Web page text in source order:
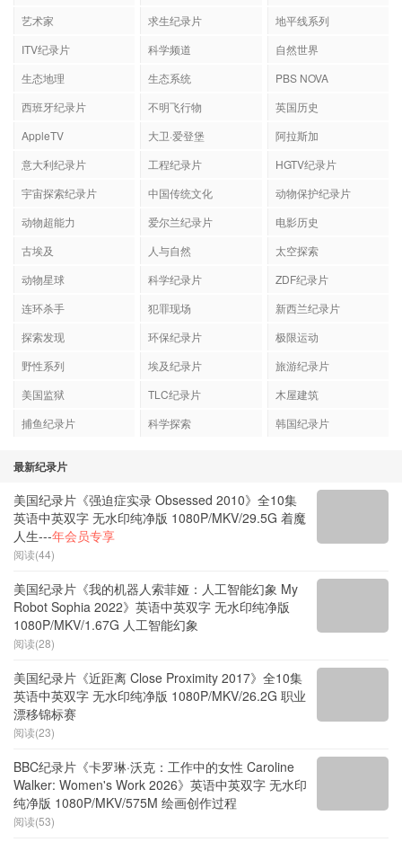
艺术家
求生纪录片
地平线系列
ITV纪录片
科学频道
自然世界
生态地理
生态系统
PBS NOVA
西班牙纪录片
不明飞行物
英国历史
AppleTV
大卫·爱登堡
阿拉斯加
意大利纪录片
工程纪录片
HGTV纪录片
宇宙探索纪录片
中国传统文化
动物保护纪录片
动物超能力
爱尔兰纪录片
电影历史
古埃及
人与自然
太空探索
动物星球
科学纪录片
ZDF纪录片
连环杀手
犯罪现场
新西兰纪录片
探索发现
环保纪录片
极限运动
野性系列
埃及纪录片
旅游纪录片
美国监狱
TLC纪录片
木屋建筑
捕鱼纪录片
科学探索 韩国纪录片
最新纪录片
美国纪录片《强迫症实录 Obsessed 2010》全10集
英语中英双字 无水印纯净版 1080P/MKV/29.5G 着魔
人生---年会员专享
阅读(44)
美国纪录片《我的机器人索菲娅：人工智能幻象 My
Robot Sophia 2022》英语中英双字 无水印纯净版
1080P/MKV/1.67G 人工智能幻象
阅读(28)
美国纪录片《近距离 Close Proximity 2017》全10集
英语中英双字 无水印纯净版 1080P/MKV/26.2G 职业
漂移锦标赛
阅读(23)
BBC纪录片《卡罗琳·沃克：工作中的女性 Caroline
Walker: Women's Work 2026》英语中英双字 无水印
纯净版 1080P/MKV/575M 绘画创作过程
阅读(53)